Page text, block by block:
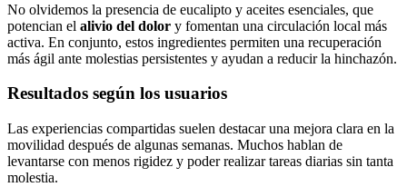
No olvidemos la presencia de eucalipto y aceites esenciales, que
potencian el alivio del dolor y fomentan una circulación local más
activa. En conjunto, estos ingredientes permiten una recuperación
más ágil ante molestias persistentes y ayudan a reducir la hinchazón.
Resultados según los usuarios
Las experiencias compartidas suelen destacar una mejora clara en la
movilidad después de algunas semanas. Muchos hablan de
levantarse con menos rigidez y poder realizar tareas diarias sin tanta
molestia.